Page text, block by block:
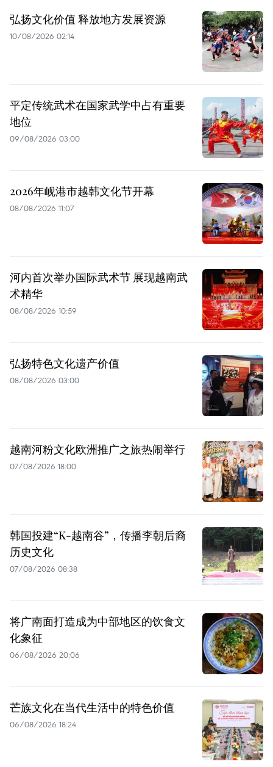
弘扬文化价值 释放地方发展资源
10/08/2026 02:14
平定传统武术在国家武学中占有重要
地位
09/08/2026 03:00
2026年岘港市越韩文化节开幕
08/08/2026 11:07
河内首次举办国际武术节 展现越南武
术精华
08/08/2026 10:59
弘扬特色文化遗产价值
08/08/2026 03:00
越南河粉文化欧洲推广之旅热闹举行
07/08/2026 18:00
韩国投建“K-越南谷”，传播李朝后裔
历史文化
07/08/2026 08:38
将广南面打造成为中部地区的饮食文
化象征
06/08/2026 20:06
芒族文化在当代生活中的特色价值
06/08/2026 18:24